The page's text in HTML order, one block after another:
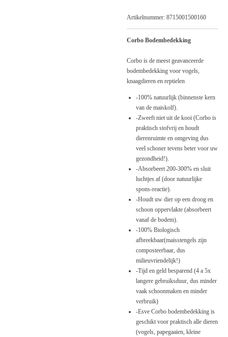
Artikelnummer: 8715001500160
Corbo Bodembedekking
Corbo is de meest geavanceerde
bodembedekking voor vogels,
knaagdieren en reptielen
-100% natuurlijk (binnenste kern
van de maiskolf).
-Zweeft niet uit de kooi (Corbo is
praktisch stofvrij en houdt
dierenruimte en omgeving dus
veel schoner tevens beter voor uw
gezondheid!).
-Absorbeert 200-300% en sluit
luchtjes af (door natuurlijke
spons-reactie).
-Houdt uw dier op een droog en
schoon oppervlakte (absorbeert
vanaf de bodem).
-100% Biologisch
afbreekbaar(maisstengels zijn
composteerbaar, dus
milieuvriendelijk!)
-Tijd en geld besparend (4 a 5x
langere gebruiksduur, dus minder
vaak schoonmaken en minder
verbruik)
-Esve Corbo bodembedekking is
geschikt voor praktisch alle dieren
(vogels, papegaaien, kleine